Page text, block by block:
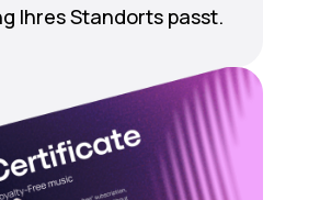
Ihres Standorts passt.